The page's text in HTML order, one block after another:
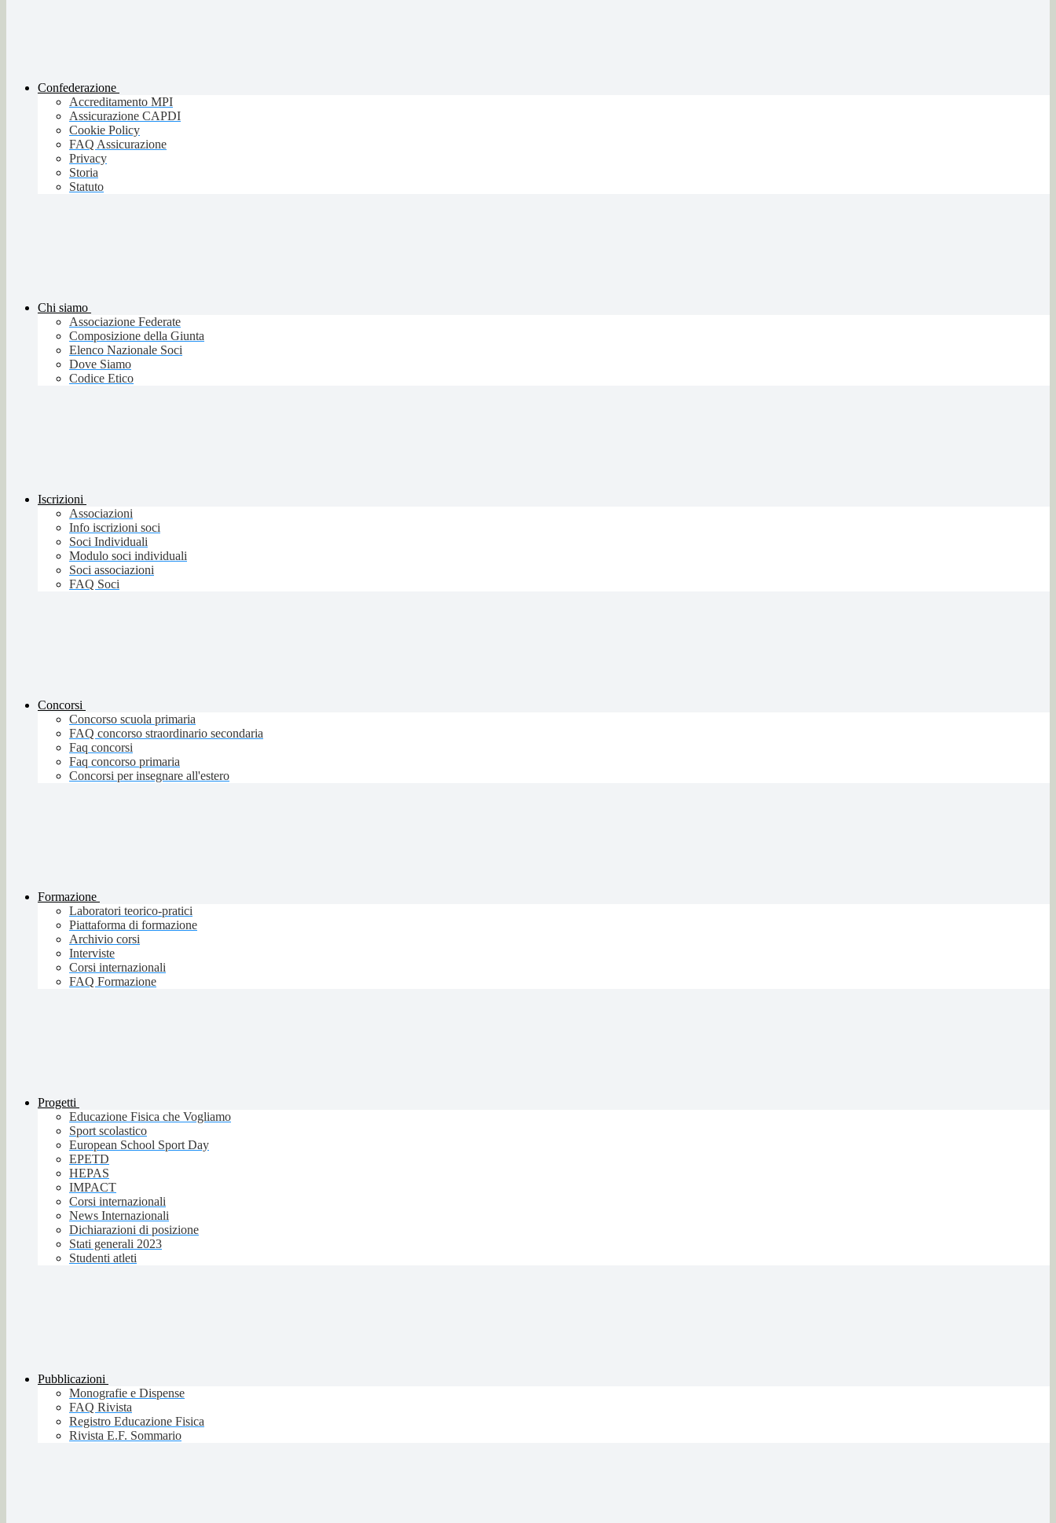
Confederazione
Accreditamento MPI
Assicurazione CAPDI
Cookie Policy
FAQ Assicurazione
Privacy
Storia
Statuto
Chi siamo
Associazione Federate
Composizione della Giunta
Elenco Nazionale Soci
Dove Siamo
Codice Etico
Iscrizioni
Associazioni
Info iscrizioni soci
Soci Individuali
Modulo soci individuali
Soci associazioni
FAQ Soci
Concorsi
Concorso scuola primaria
FAQ concorso straordinario secondaria
Faq concorsi
Faq concorso primaria
Concorsi per insegnare all'estero
Formazione
Laboratori teorico-pratici
Piattaforma di formazione
Archivio corsi
Interviste
Corsi internazionali
FAQ Formazione
Progetti
Educazione Fisica che Vogliamo
Sport scolastico
European School Sport Day
EPETD
HEPAS
IMPACT
Corsi internazionali
News Internazionali
Dichiarazioni di posizione
Stati generali 2023
Studenti atleti
Pubblicazioni
Monografie e Dispense
FAQ Rivista
Registro Educazione Fisica
Rivista E.F. Sommario